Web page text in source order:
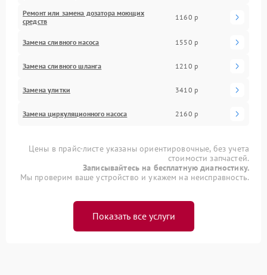
Ремонт или замена дозатора моющих
средств
1160 р
Замена сливного насоса 1550 р
Замена сливного шланга 1210 р
Замена улитки 3410 р
Замена циркуляционного насоса 2160 р
Цены в прайс-листе указаны ориентировочные, без учета
стоимости запчастей.
Записывайтесь на бесплатную диагностику.
Мы проверим ваше устройство и укажем на неисправность.
Показать все услуги